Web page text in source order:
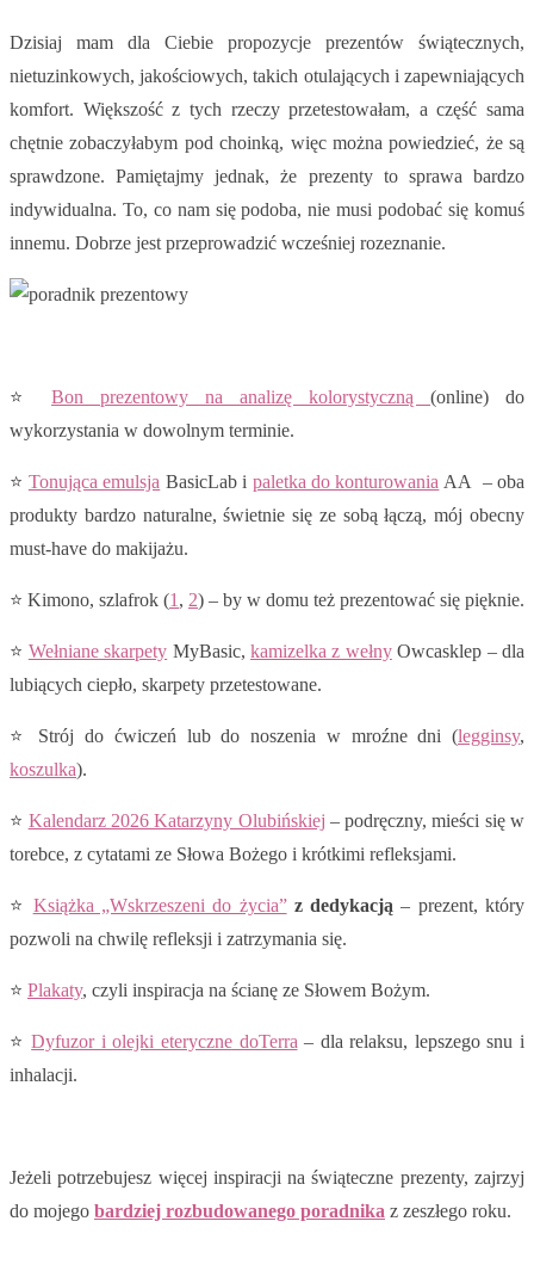
Dzisiaj mam dla Ciebie propozycje prezentów świątecznych,
nietuzinkowych, jakościowych, takich otulających i zapewniających
komfort. Większość z tych rzeczy przetestowałam, a część sama
chętnie zobaczyłabym pod choinką, więc można powiedzieć, że są
sprawdzone. Pamiętajmy jednak, że prezenty to sprawa bardzo
indywidualna. To, co nam się podoba, nie musi podobać się komuś
innemu. Dobrze jest przeprowadzić wcześniej rozeznanie.
⭐ Bon prezentowy na analizę kolorystyczną (online) do
wykorzystania w dowolnym terminie.
⭐ Tonująca emulsja BasicLab i paletka do konturowania AA – oba
produkty bardzo naturalne, świetnie się ze sobą łączą, mój obecny
must-have do makijażu.
⭐ Kimono, szlafrok (1 , 2) – by w domu też prezentować się pięknie.
⭐ Wełniane skarpety MyBasic,kamizelka z wełnyOwcasklep – dla
lubiących ciepło, skarpety przetestowane.
⭐ Strój do ćwiczeń lub do noszenia w mroźne dni (legginsy,
koszulka).
⭐ Kalendarz 2026 Katarzyny Olubińskiej – podręczny, mieści się w
torebce, z cytatami ze Słowa Bożego i krótkimi refleksjami.
⭐ Książka „Wskrzeszeni do życia”z dedykacją – prezent, który
pozwoli na chwilę refleksji i zatrzymania się.
⭐ Plakaty, czyli inspiracja na ścianę ze Słowem Bożym.
⭐Dyfuzor i olejki eterycznedoTerra – dla relaksu, lepszego snu i
inhalacji.
Jeżeli potrzebujesz więcej inspiracji na świąteczne prezenty, zajrzyj
do mojego bardziej rozbudowanego poradnika z zeszłego roku.